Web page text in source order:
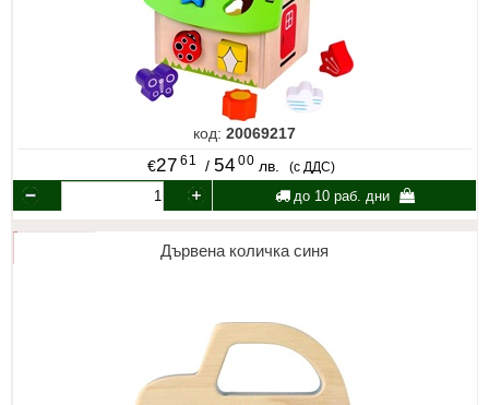
код: 20069217
€27 61 / 54 00 лв. (с ДДС)
до 10 раб. дни
Дървена количка синя